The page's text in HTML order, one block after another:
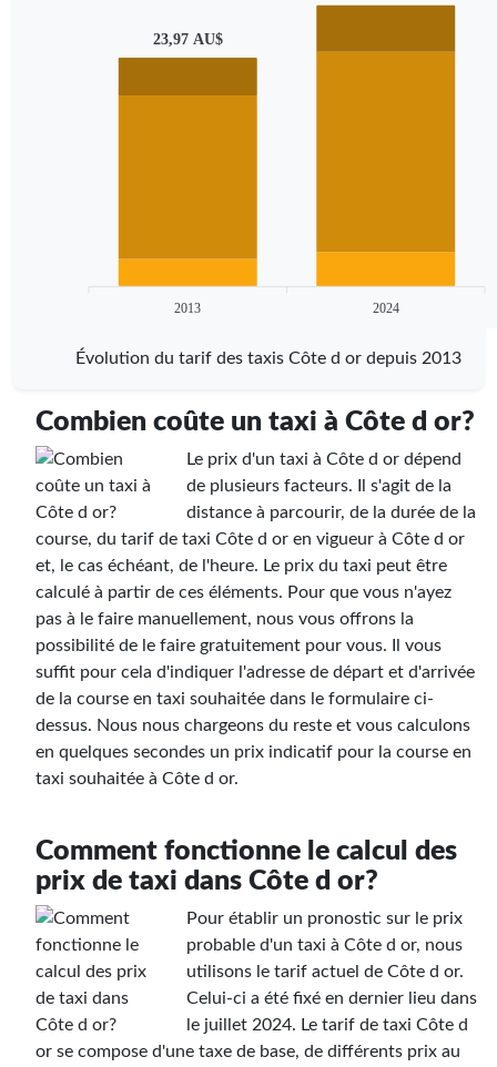
23,97 AU$
2013 2024
Évolution du tarif des taxis Côte d or depuis 2013
Combien coûte un taxi à Côte d or?
Le prix d'un taxi à Côte d or dépend
de plusieurs facteurs. Il s'agit de la
distance à parcourir, de la durée de la
course, du tarif de taxi Côte d or en vigueur à Côte d or
et, le cas échéant, de l'heure. Le prix du taxi peut être
calculé à partir de ces éléments. Pour que vous n'ayez
pas à le faire manuellement, nous vous offrons la
possibilité de le faire gratuitement pour vous. Il vous
suffit pour cela d'indiquer l'adresse de départ et d'arrivée
de la course en taxi souhaitée dans le formulaire ci-
dessus. Nous nous chargeons du reste et vous calculons
en quelques secondes un prix indicatif pour la course en
taxi souhaitée à Côte d or.
Comment fonctionne le calcul des
prix de taxi dans Côte d or?
Pour établir un pronostic sur le prix
probable d'un taxi à Côte d or, nous
utilisons le tarif actuel de Côte d or.
Celui-ci a été fixé en dernier lieu dans
le juillet 2024. Le tarif de taxi Côte d
or se compose d'une taxe de base, de différents prix au